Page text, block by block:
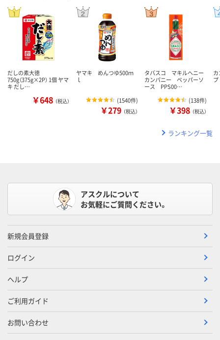
だしの素大徳
750g（375g×2P） 1個 ヤマ
キ だし…
￥648 （税込）
ヤマキ めんつゆ500ｍ
ｌ
(1540件)
￥279 （税込）
タバスコ マキルヘニー
カンパニー ペッパーソ
ース PPS00…
(138件)
￥398 （税込）
ランキング一覧
アスクルについて
お気軽にご質問ください。
新規会員登録
ログイン
ヘルプ
ご利用ガイド
お問い合わせ